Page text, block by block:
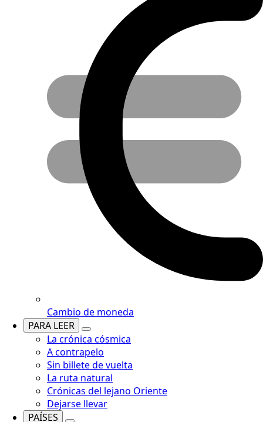
Cambio de moneda
PARA LEER
La crónica cósmica
A contrapelo
Sin billete de vuelta
La ruta natural
Crónicas del lejano Oriente
Dejarse llevar
PAÍSES